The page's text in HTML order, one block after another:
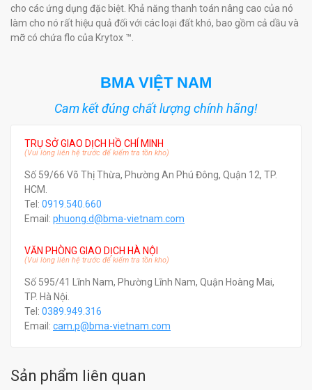
cho các ứng dụng đặc biệt. Khả năng thanh toán nâng cao của nó
làm cho nó rất hiệu quả đối với các loại đất khó, bao gồm cả dầu và
mỡ có chứa flo của Krytox ™.
BMA VIỆT NAM
Cam kết đúng chất lượng chính hãng!
TRỤ SỞ GIAO DỊCH HỒ CHÍ MINH
(Vui lòng liên hệ trước để kiểm tra tồn kho)
Số 59/66 Võ Thị Thừa, Phường An Phú Đông, Quận 12, TP.
HCM.
Tel: 0919.540.660
Email: phuong.d@bma-vietnam.com
VĂN PHÒNG GIAO DỊCH HÀ NỘI
(Vui lòng liên hệ trước để kiểm tra tồn kho)
Số 595/41 Lĩnh Nam, Phường Lĩnh Nam, Quận Hoàng Mai,
TP. Hà Nội.
Tel: 0389.949.316
Email: cam.p@bma-vietnam.com
Sản phẩm liên quan